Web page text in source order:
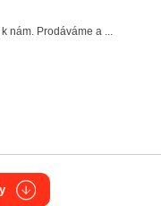
nám. Prodáváme a ...